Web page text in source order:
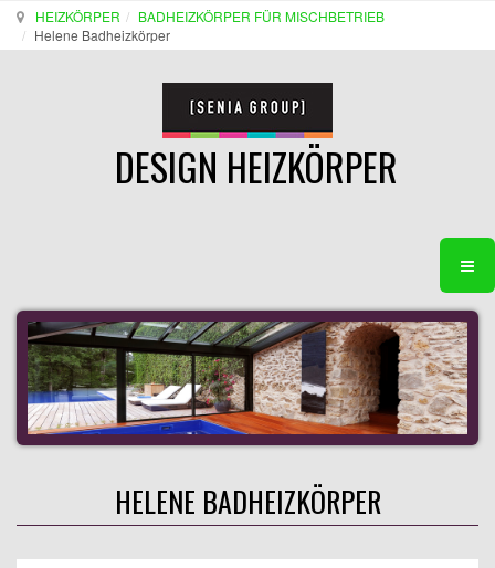
HEIZKÖRPER
BADHEIZKÖRPER FÜR MISCHBETRIEB
Helene Badheizkörper
DESIGN HEIZKÖRPER
HELENE BADHEIZKÖRPER